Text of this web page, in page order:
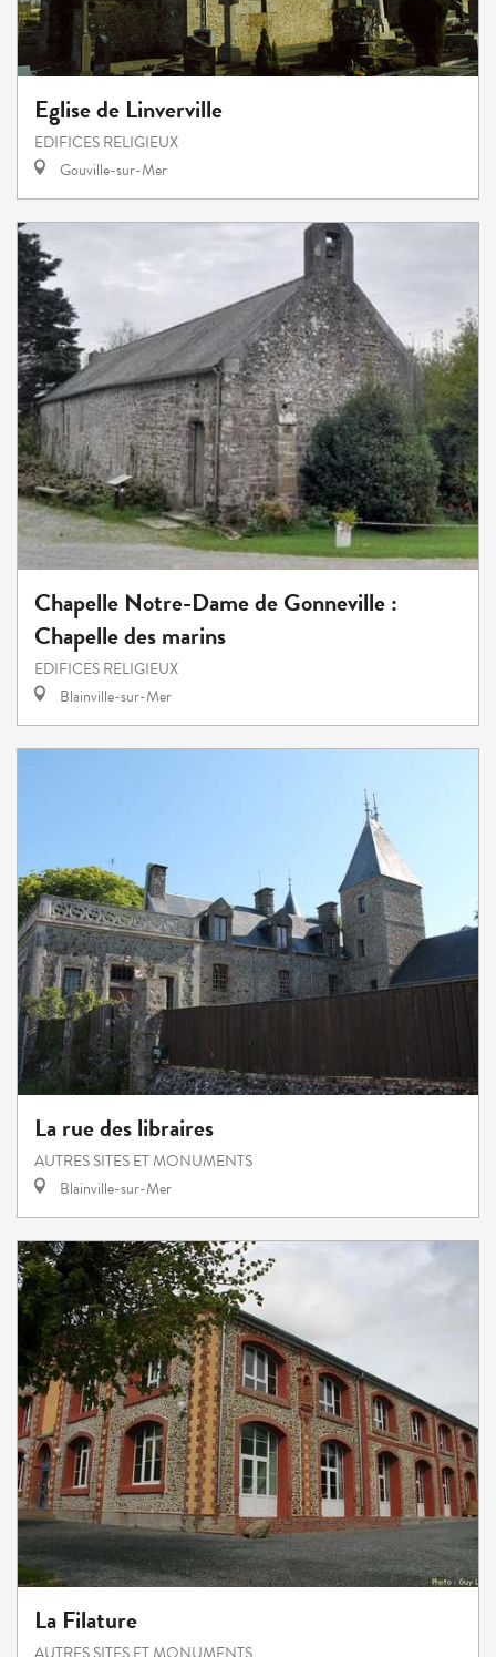
Eglise de Linverville
EDIFICES RELIGIEUX
Gouville-sur-Mer
Chapelle Notre-Dame de Gonneville :
Chapelle des marins
EDIFICES RELIGIEUX
Blainville-sur-Mer
La rue des libraires
AUTRES SITES ET MONUMENTS
Blainville-sur-Mer
La Filature